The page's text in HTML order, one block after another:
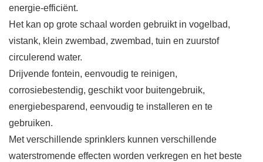
energie-efficiënt.
Het kan op grote schaal worden gebruikt in vogelbad,
vistank, klein zwembad, zwembad, tuin en zuurstof
circulerend water.
Drijvende fontein, eenvoudig te reinigen,
corrosiebestendig, geschikt voor buitengebruik,
energiebesparend, eenvoudig te installeren en te
gebruiken.
Met verschillende sprinklers kunnen verschillende
waterstromende effecten worden verkregen en het beste